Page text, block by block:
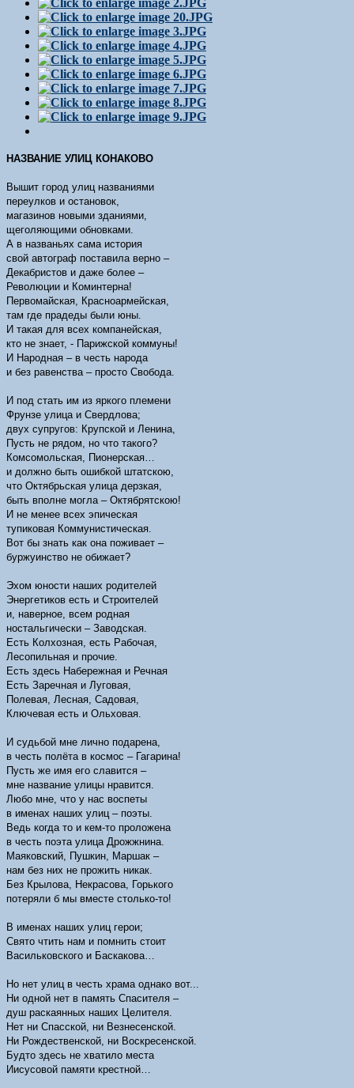
НАЗВАНИЕ УЛИЦ КОНАКОВО
Вышит город улиц названиями
переулков и остановок,
магазинов новыми зданиями,
щеголяющими обновками.
А в названьях сама история
свой автограф поставила верно –
Декабристов и даже более –
Революции и Коминтерна!
Первомайская, Красноармейская,
там где прадеды были юны.
И такая для всех компанейская,
кто не знает, - Парижской коммуны!
И Народная – в честь народа
и без равенства – просто Свобода.
И под стать им из яркого племени
Фрунзе улицаи Свердлова;
двух супругов: Крупской и Ленина,
Пусть не рядом, но что такого?
Комсомольская, Пионерская…
и должно быть ошибкой штатскою,
что Октябрьская улицадерзкая,
быть вполне могла – Октябрятскою!
И не менее всех эпическая
тупиковая Коммунистическая.
Вот бы знать как она поживает –
буржуинство не обижает?
Эхом юности наших родителей
Энергетиков есть и Строителей
и, наверное, всем родная
ностальгически – Заводская.
Есть Колхозная, есть Рабочая,
Лесопильная и прочие.
Есть здесь Набережная и Речная
Есть Заречная и Луговая,
Полевая, Лесная, Садовая,
Ключевая есть и Ольховая.
И судьбой мне лично подарена,
в честь полёта в космос – Гагарина!
Пусть же имя его славится –
мне название улицы нравится.
Любо мне, что у нас воспеты
в именах наших улиц – поэты.
Ведь когда то и кем-то проложена
в честь поэта улица Дрожжнина.
Маяковский, Пушкин, Маршак –
нам без них не прожить никак.
Без Крылова, Некрасова, Горького
потеряли б мы вместе столько-то!
В именах наших улиц герои;
Свято чтить нам и помнить стоит
Васильковского и Баскакова…
Но нет улиц в честь храма однако вот...
Ни одной нет в память Спасителя –
душ раскаянных наших Целителя.
Нет ни Спасской, ни Везнесенской.
Ни Рождественской, ни Воскресенской.
Будто здесь не хватило места
Иисусовой памяти крестной…